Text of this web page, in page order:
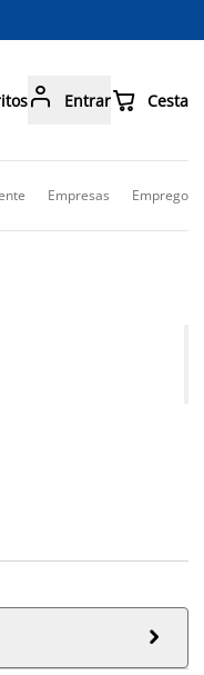
 Entrar Cesta
Empresas Emprego
